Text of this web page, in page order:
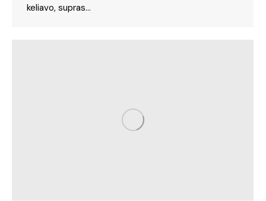
keliavo, supras…